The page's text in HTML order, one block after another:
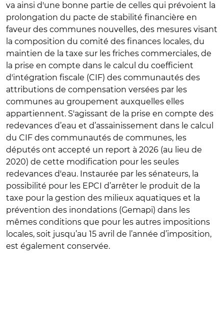
va ainsi d'une bonne partie de celles qui prévoient la
prolongation du pacte de stabilité financière en
faveur des communes nouvelles, des mesures visant
la composition du comité des finances locales, du
maintien de la taxe sur les friches commerciales, de
la prise en compte dans le calcul du coefficient
d'intégration fiscale (CIF) des communautés des
attributions de compensation versées par les
communes au groupement auxquelles elles
appartiennent. S'agissant de la prise en compte des
redevances d’eau et d’assainissement dans le calcul
du CIF des communautés de communes, les
députés ont accepté un report à 2026 (au lieu de
2020) de cette modification pour les seules
redevances d'eau. Instaurée par les sénateurs, la
possibilité pour les EPCI d’arrêter le produit de la
taxe pour la gestion des milieux aquatiques et la
prévention des inondations (Gemapi) dans les
mêmes conditions que pour les autres impositions
locales, soit jusqu’au 15 avril de l’année d’imposition,
est également conservée.